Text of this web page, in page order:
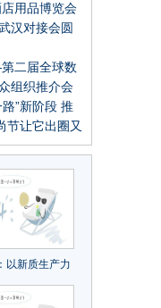
用品博览会
汉对接会圆
二届全球数
组织推介会
”新阶段 推
节让它出圈又
以新质生产力
流创新发展